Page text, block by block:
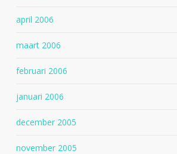
april 2006
maart 2006
februari 2006
januari 2006
december 2005
november 2005